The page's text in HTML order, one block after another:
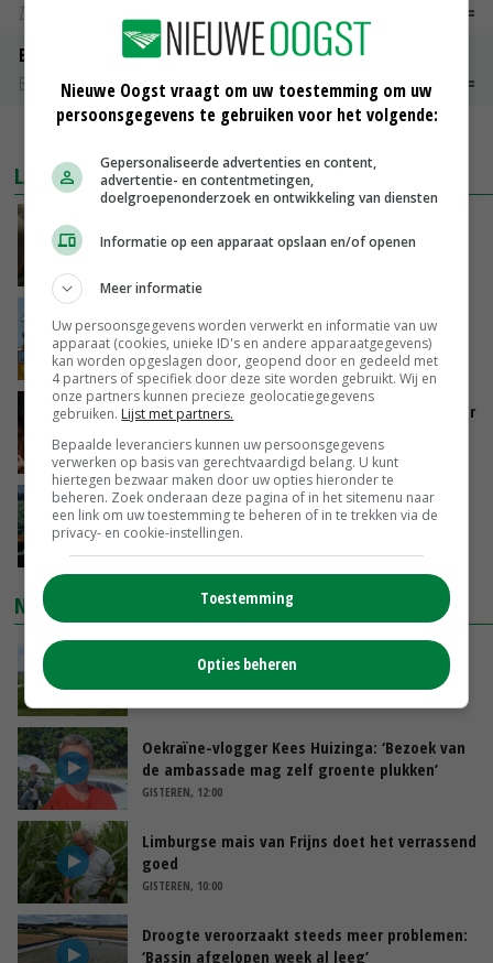
Zuivel weekprijzen
Boeren Gouda 12 kg
Boerenkaas
€ 6,05 € 0,00
LAATSTE NIEUWS
zorgen voor meer balans’
Internationale vraag naar geitenzuivel blijft
groot: Nederland in Europese top
VANDAAG, 15:33
Vlaamse varkensstapel krimpt, pluimveesector
VANDAAG, 15:20
‘Cijfer jezelf niet weg en doe vooral ook waar
je gelukkig van wordt’
NIEUWSTE VIDEO'S
POAH!: John Deere 7730
Oekraïne-vlogger Kees Huizinga: ‘Bezoek van
de ambassade mag zelf groente plukken’
GISTEREN, 12:00
Limburgse mais van Frijns doet het verrassend
goed
GISTEREN, 10:00
Droogte veroorzaakt steeds meer problemen:
‘Bassin afgelopen week al leeg’
Nieuwe Oogst vraagt om uw toestemming om uw
persoonsgegevens te gebruiken voor het volgende:
Gepersonaliseerde advertenties en content,
advertentie- en contentmetingen,
doelgroepenonderzoek en ontwikkeling van diensten
Informatie op een apparaat opslaan en/of openen
Meer informatie
Uw persoonsgegevens worden verwerkt en informatie van uw
apparaat (cookies, unieke ID's en andere apparaatgegevens)
kan worden opgeslagen door, geopend door en gedeeld met
4 partners of specifiek door deze site worden gebruikt. Wij en
onze partners kunnen precieze geolocatiegegevens
gebruiken. Lijst met partners.
Bepaalde leveranciers kunnen uw persoonsgegevens
verwerken op basis van gerechtvaardigd belang. U kunt
hiertegen bezwaar maken door uw opties hieronder te
beheren. Zoek onderaan deze pagina of in het sitemenu naar
een link om uw toestemming te beheren of in te trekken via de
privacy- en cookie-instellingen.
Toestemming
Opties beheren